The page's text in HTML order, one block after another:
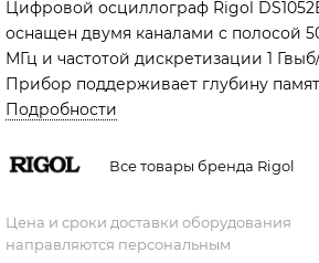
Цифровой осциллограф Rigol
оснащен двумя каналами с полосой
МГц и частотой дискретизации 1
Прибор поддерживает глубину
1 млн точек, 20 типов автоматических
спектрального анализа сигналов.
Подробности
Все товары бренда Rigol
Цена и сроки доставки оборудования
направляются персональным